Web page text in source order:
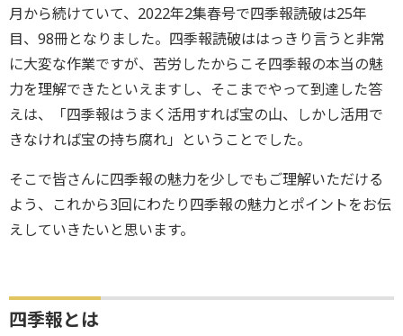
月から続けていて、2022年2集春号で四季報読破は25年
目、98冊となりました。四季報読破ははっきり言うと非常
に大変な作業ですが、苦労したからこそ四季報の本当の魅
力を理解できたといえますし、そこまでやって到達した答
えは、「四季報はうまく活用すれば宝の山、しかし活用で
きなければ宝の持ち腐れ」ということでした。
そこで皆さんに四季報の魅力を少しでもご理解いただける
よう、これから3回にわたり四季報の魅力とポイントをお伝
えしていきたいと思います。
四季報とは